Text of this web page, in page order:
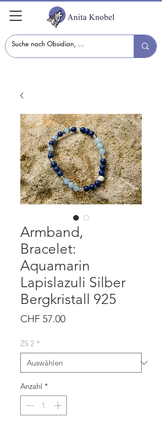
Armband,
Bracelet:
Aquamarin
Lapislazuli Silber
Bergkristall 925
CHF 57.00Preis
ZS 2 *
Anzahl *